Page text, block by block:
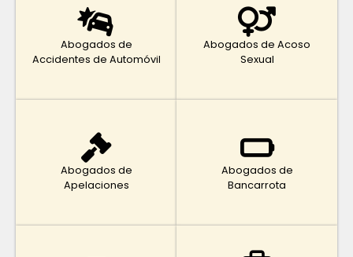
Abogados de
Accidentes de Automóvil
Abogados de Acoso
Sexual
Abogados de
Apelaciones
Abogados de
Bancarrota